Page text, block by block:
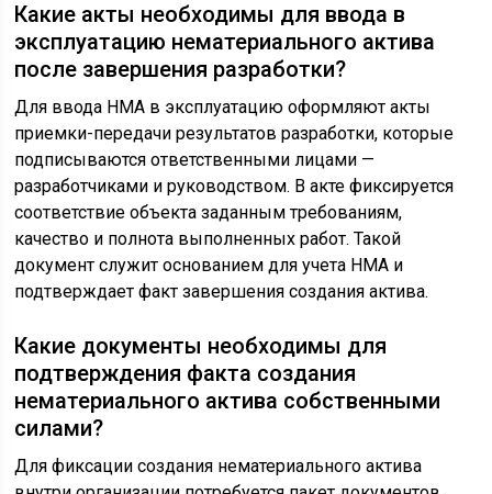
Какие акты необходимы для ввода в
эксплуатацию нематериального актива
после завершения разработки?
Для ввода НМА в эксплуатацию оформляют акты
приемки-передачи результатов разработки, которые
подписываются ответственными лицами —
разработчиками и руководством. В акте фиксируется
соответствие объекта заданным требованиям,
качество и полнота выполненных работ. Такой
документ служит основанием для учета НМА и
подтверждает факт завершения создания актива.
Какие документы необходимы для
подтверждения факта создания
нематериального актива собственными
силами?
Для фиксации создания нематериального актива